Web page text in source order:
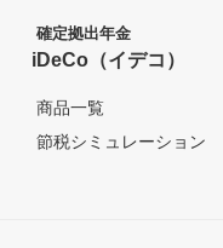
確定拠出年金
iDeCo（イデコ）
商品一覧
節税シミュレーション